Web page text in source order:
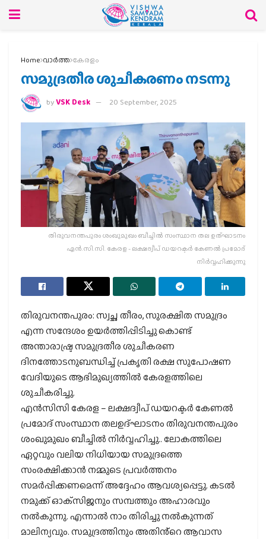
Home വാര്‍ത്ത കേരളം
സമുദ്രതീര ശുചീകരണം നടന്നു
byVSK Desk 20 September, 2025
തിരുവനന്തപുരം ശംഖുമുഖം ബീച്ചിൽ സംസ്ഥാന തല ഉത്ഘാടനം
എൻ.സി.സി. കേരള - ലക്ഷദ്വീപ് ഡയറക്ടർ കേണൽ പ്രമോദ്
നിർവ്വഹിക്കുന്നു
തിരുവനന്തപുരം: സ്വച്ഛ തീരം, സുരക്ഷിത സമുദ്രം
എന്ന സന്ദേശം ഉയർത്തിപ്പിടിച്ചു കൊണ്ട്
അന്താരാഷ്ട്ര സമുദ്രതീര ശുചീകരണ
ദിനത്തോടനുബന്ധിച്ച് പ്രകൃതി രക്ഷ സുപോഷണ
വേദിയുടെ ആഭിമുഖ്യത്തില്‍ കേരളത്തിലെ
ശുചീകരിച്ചു.
എന്‍സിസി കേരള – ലക്ഷദ്വീപ് ഡയറക്ടര്‍ കേണല്‍
പ്രമോദ് സംസ്ഥാന തലഉദ്ഘാടനം തിരുവനന്തപുരം
ശംഖുമുഖം ബീച്ചിൽ നിർവ്വഹിച്ചു.. ലോകത്തിലെ
ഏറ്റവും വലിയ നിധിയായ സമുദ്രത്തെ
സംരക്ഷിക്കാന്‍ നമ്മുടെ പ്രവര്‍ത്തനം
സമര്‍പ്പിക്കണമെന്ന് അദ്ദേഹം ആവശ്യപ്പെട്ടു. കടല്‍
നമുക്ക് ഓക്‌സിജനും സമ്പത്തും അഹാരവും
നല്‍കുന്നു. എന്നാൽ നാം തിരിച്ചു നൽകുന്നത്
മാലിന്യവും. സമുദ്രത്തിനും അതിൻ്റെ ആവാസ